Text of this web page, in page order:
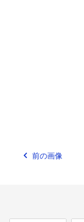
前の画像